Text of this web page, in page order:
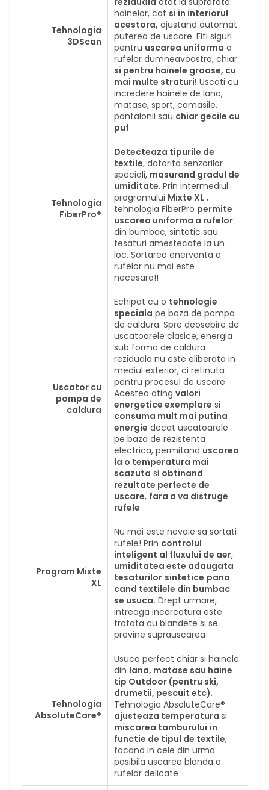
Tehnologia
3DScan
hainelor, cat si in interiorul
acestora, ajustand automat
puterea de uscare. Fiti siguri
pentru uscarea uniforma a
rufelor dumneavoastra, chiar
si pentru hainele groase, cu
mai multe straturi! Uscati cu
incredere hainele de lana,
matase, sport, camasile,
pantalonii sau chiar gecile cu
puf
Tehnologia
FiberPro®
Detecteaza tipurile de
textile, datorita senzorilor
speciali, masurand gradul de
umiditate. Prin intermediul
programului Mixte XL ,
tehnologia FiberPro permite
uscarea uniforma a rufelor
din bumbac, sintetic sau
tesaturi amestecate la un
loc. Sortarea enervanta a
rufelor nu mai este
necesara!!
Uscator cu
pompa de
caldura
Echipat cu o tehnologie
speciala pe baza de pompa
de caldura. Spre deosebire de
uscatoarele clasice, energia
sub forma de caldura
reziduala nu este eliberata in
mediul exterior, ci retinuta
pentru procesul de uscare.
Acestea ating valori
energetice exemplare si
consuma mult mai putina
energie decat uscatoarele
pe baza de rezistenta
electrica, permitand uscarea
la o temperatura mai
scazuta si obtinand
rezultate perfecte de
uscare, fara a va distruge
rufele
Program Mixte
XL
Nu mai este nevoie sa sortati
rufele! Prin controlul
inteligent al fluxului de aer,
umiditatea este adaugata
tesaturilor sintetice pana
cand textilele din bumbac
se usuca. Drept urmare,
intreaga incarcatura este
tratata cu blandete si se
previne suprauscarea
Tehnologia
AbsoluteCare®
Usuca perfect chiar si hainele
din lana, matase sau haine
tip Outdoor (pentru ski,
drumetii, pescuit etc).
Tehnologia AbsoluteCare®
ajusteaza temperatura si
miscarea tamburului in
functie de tipul de textile,
facand in cele din urma
posibila uscarea blanda a
rufelor delicate